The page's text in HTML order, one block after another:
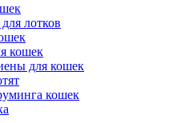
лотков
кошек
для кошек
кошек